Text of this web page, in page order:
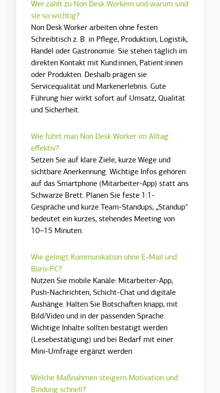
Wer zählt zu Non Desk Workern und warum sind
sie so wichtig?
Non Desk Worker arbeiten ohne festen
Schreibtisch z. B. in Pflege, Produktion, Logistik,
Handel oder Gastronomie. Sie stehen täglich im
direkten Kontakt mit Kund:innen, Patient:innen
oder Produkten. Deshalb prägen sie
Servicequalität und Markenerlebnis. Gute
Führung hier wirkt sofort auf Umsatz, Qualität
und Sicherheit.
Wie führt man Non Desk Worker im Alltag
effektiv?
Setzen Sie auf klare Ziele, kurze Wege und
sichtbare Anerkennung. Wichtige Infos gehören
auf das Smartphone (Mitarbeiter-App) statt ans
Schwarze Brett. Planen Sie feste 1:1-
Gespräche und kurze Team-Standups; „Standup“
bedeutet ein kurzes, stehendes Meeting von
10–15 Minuten.
Wie gelingt Kommunikation ohne E-Mail und
Büro-PC?
Nutzen Sie mobile Kanäle: Mitarbeiter-App,
Push-Nachrichten, Schicht-Chat und digitale
Aushänge. Halten Sie Botschaften knapp, mit
Bild/Video und in der passenden Sprache.
Wichtige Inhalte sollten bestätigt werden
(Lesebestätigung) und bei Bedarf mit einer
Mini-Umfrage ergänzt werden.
Welche Maßnahmen steigern Motivation und
Bindung schnell?